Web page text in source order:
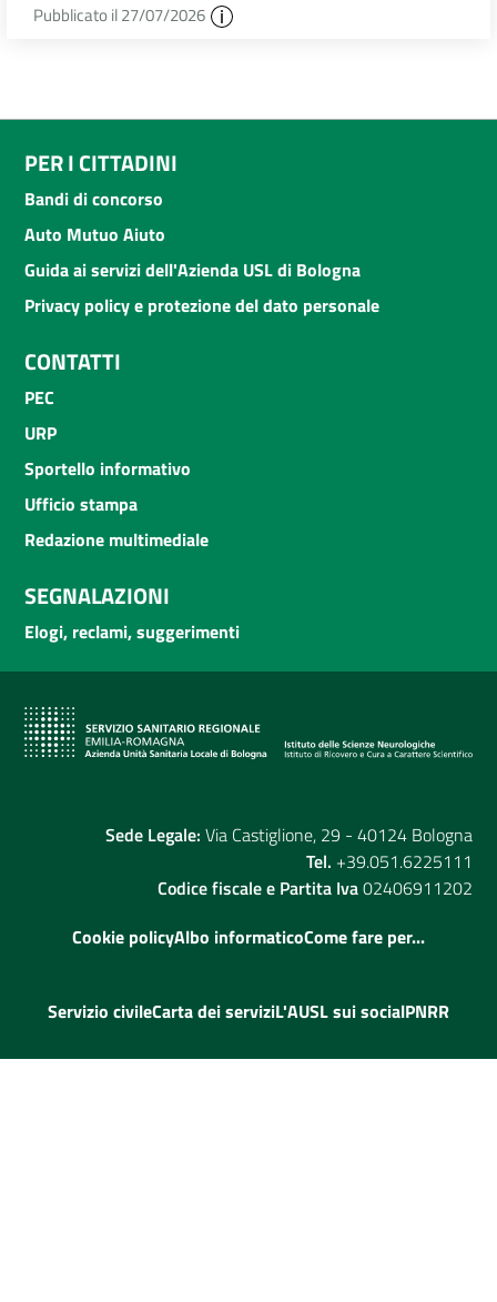
Pubblicato il 27/07/2026
PER I CITTADINI
Bandi di concorso
Auto Mutuo Aiuto
Guida ai servizi dell'Azienda USL di Bologna
Privacy policy e protezione del dato personale
CONTATTI
PEC
URP
Sportello informativo
Ufficio stampa
Redazione multimediale
SEGNALAZIONI
Elogi, reclami, suggerimenti
Sede Legale: Via Castiglione, 29 - 40124 Bologna
Tel. +39.051.6225111
Codice fiscale e Partita Iva02406911202
Cookie policyAlbo informaticoCome fare per...
Servizio civileCarta dei serviziL'AUSL sui socialPNRR